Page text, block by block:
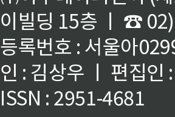
이빌딩 15층 ㅣ ☎
등록번호 : 서울아
인 : 김상우 ㅣ 편집인
ISSN : 2951-4681